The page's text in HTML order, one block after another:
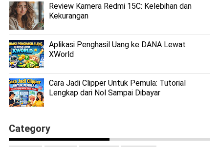
Review Kamera Redmi 15C: Kelebihan dan
Kekurangan
Aplikasi Penghasil Uang ke DANA Lewat
XWorld
Cara Jadi Clipper Untuk Pemula: Tutorial
Lengkap dari Nol Sampai Dibayar
Category